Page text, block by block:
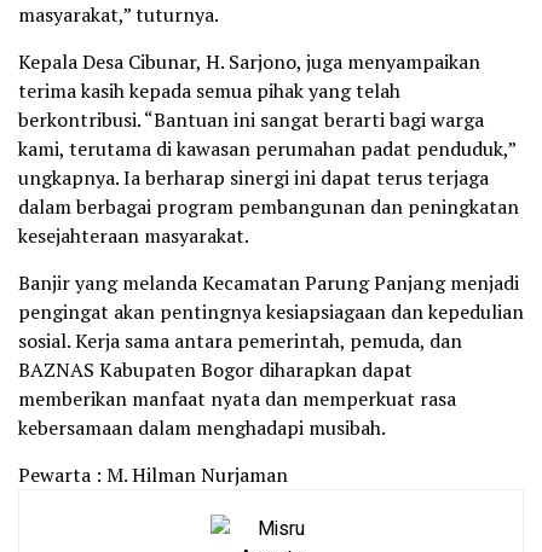
masyarakat,” tuturnya.
Kepala Desa Cibunar, H. Sarjono, juga menyampaikan
terima kasih kepada semua pihak yang telah
berkontribusi. “Bantuan ini sangat berarti bagi warga
kami, terutama di kawasan perumahan padat penduduk,”
ungkapnya. Ia berharap sinergi ini dapat terus terjaga
dalam berbagai program pembangunan dan peningkatan
kesejahteraan masyarakat.
Banjir yang melanda Kecamatan Parung Panjang menjadi
pengingat akan pentingnya kesiapsiagaan dan kepedulian
sosial. Kerja sama antara pemerintah, pemuda, dan
BAZNAS Kabupaten Bogor diharapkan dapat
memberikan manfaat nyata dan memperkuat rasa
kebersamaan dalam menghadapi musibah.
Pewarta : M. Hilman Nurjaman